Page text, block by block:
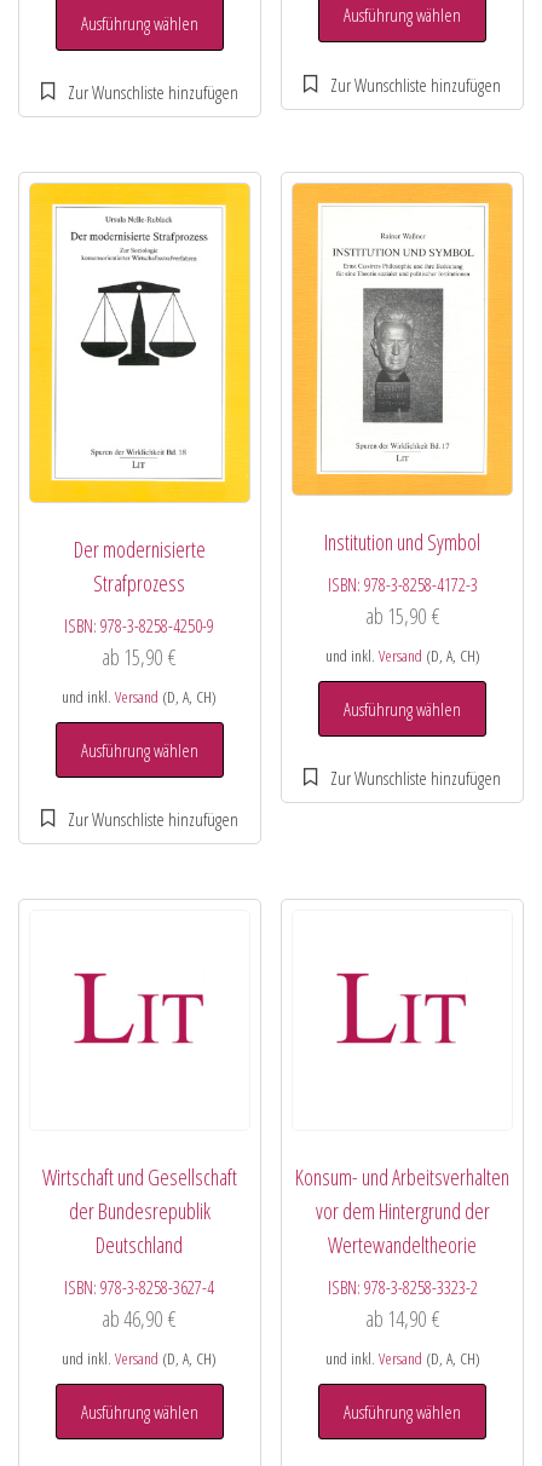
Ausführung wählen Ausführung wählen
Der modernisierte
Strafprozess
ISBN:978-3-8258-4250-9
ab 15,90€
und inkl.Versand (D, A, CH)
Ausführung wählen
Institution und Symbol
ISBN: 978-3-8258-4172-3
ab 15,90 €
und inkl. Versand (D, A, CH)
Ausführung wählen
Wirtschaft und Gesellschaft
der Bundesrepublik
Deutschland
ISBN:978-3-8258-3627-4
ab46,90€
und inkl.Versand (D, A, CH)
Ausführung wählen
Konsum- und Arbeitsverhalten
vor dem Hintergrund der
Wertewandeltheorie
ISBN: 978-3-8258-3323-2
ab 14,90 €
und inkl. Versand (D, A, CH)
Ausführung wählen